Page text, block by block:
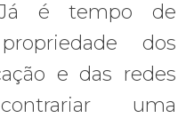
Já é tempo de
dos
e das redes
uma